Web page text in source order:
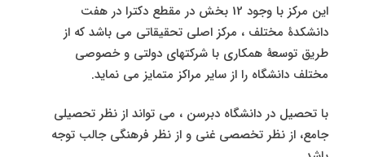
این مرکز با وجود 12 بخش در مقطع دکترا در هفت
دانشکدۀ مختلف ، مرکز اصلی تحقیقاتی می باشد که از
طریق توسعۀ همکاری با شرکتهای دولتی و خصوصی
مختلف دانشگاه را از سایر مراکز متمایز می نماید.
با تحصیل در دانشگاه دبرسن ، می تواند از نظر تحصیلی
جامع، از نظر تخصصی غنی و از نظر فرهنگی جالب توجه